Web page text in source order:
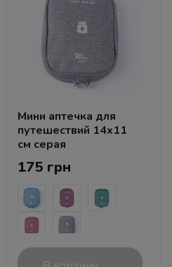
Мини аптечка для
путешествий 14x11
см серая
175 грн